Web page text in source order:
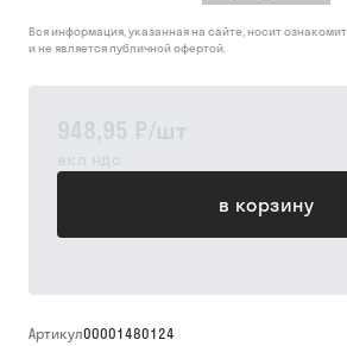
948,95 ₽/шт
вкл ндс
в корзину
Вся информация, указанная на сайте, носит
и не является публичной офертой.
Артикул00001480124